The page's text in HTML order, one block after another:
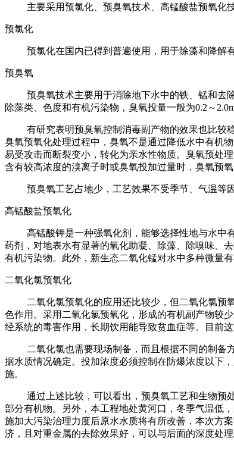
主要采用预氯化、预臭氧技术、高锰酸盐预氧化
预氯化
预氯化在国内已得到普遍使用，用于除藻和降解
预臭氧
预臭氧技术主要用于消除地下水中的铁、锰和去
除藻类、色度和有机污染物，臭氧投量一般为0.2～
有研究表明预臭氧控制消毒副产物的效果也比较
臭氧预氧化处理过程中，臭氧不是通过降低水中有机
易受攻击而断裂变小，转化为亲水性物质。臭氧预处
含有较高浓度的溴离子时或臭氧投加过量时，臭氧预
预臭氧工艺占地少，工艺效果不受季节、气温等
高锰酸盐预氧化
高锰酸钾是一种强氧化剂，能够选择性地与水中
药剂，对地表水有显著的氧化助凝、除藻、除嗅味、
有机污染物。此外，新生态二氧化锰对水中多种微量
二氧化氯预氧化
二氧化氯预氧化的应用还比较少，但二氧化氯
色作用。采用二氧化氯预氧化，形成的有机副产物较
经系统的毒害作用，长期饮用能导致贫血症等。目前
二氧化氯也需要现场制备，而且根据不同的制备
据水质情况确定。投加浓度必须控制在防爆浓度以下
施。
通过上述比较，可以看出，预臭氧工艺和生物预
部分有机物。另外，本工程地处黄河口，冬季气温低
施加大污染治理力度后原水水质将有所改善，本次方
济，且对重金属的去除效果好，可以与后面的深度处理